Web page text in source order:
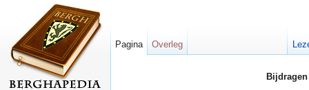
Pagina Overleg